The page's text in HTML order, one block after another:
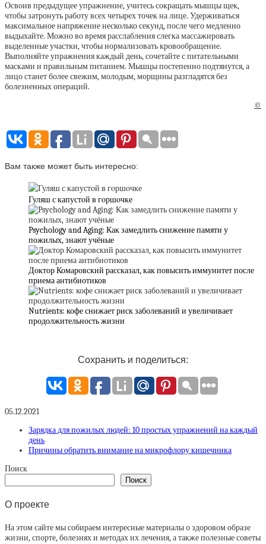
Освоив предыдущее упражнение, учитесь сокращать мышцы щек,
чтобы затронуть работу всех четырех точек на лице. Удерживаться
максимальное напряжение несколько секунд, после чего медленно
выдыхайте. Можно во время расслабления слегка массажировать
выделенные участки, чтобы нормализовать кровообращение.
Выполняйте упражнения каждый день, сочетайте с питательными
масками и правильным питанием. Мышцы постепенно подтянутся, а
лицо станет более свежим, молодым, морщины разгладятся без
болезненных операций.
©
Вам также может быть интересно:
Гуляш с капустοй в гοршοчке
Psychology and Aging: Как замедлить снижение памяти у
пожилых, знают учёные
Доктор Комаровский рассказал, как повысить иммунитет после
приема антибиотиков
Nutrients: кофе снижает риск заболеваний и увеличивает
продолжительность жизни
Сохранить и поделиться:
05.12.2021
Зарядка для пожилых людей: 10 простых упражнений на каждый
день
Причины обратить внимание на микрофлору кишечника
Поиск
Поиск
О проекте
На этом сайте мы собираем интересные материалы о здоровом образе
жизни, спорте, болезнях и методах их лечения, а также полезные советы